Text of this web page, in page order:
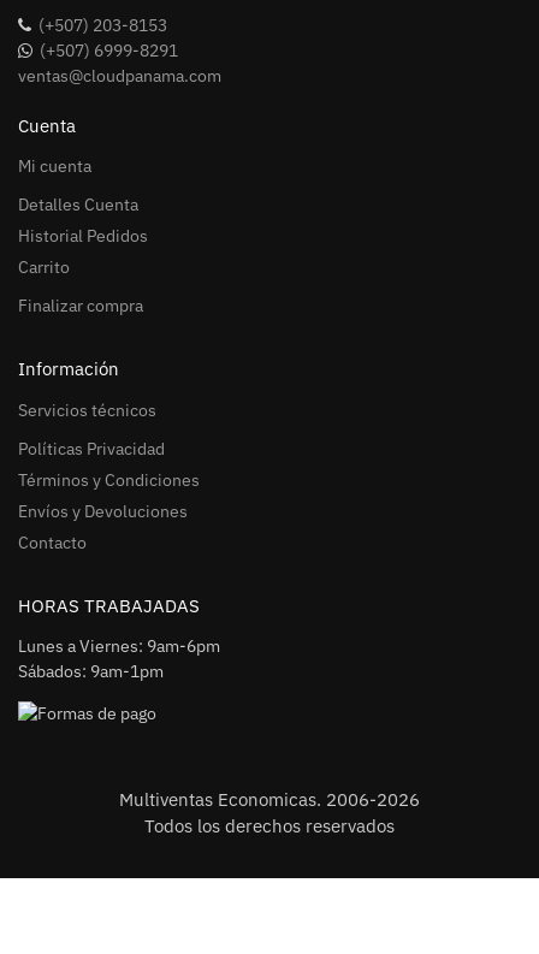
(+507) 203-8153
(+507) 6999-8291
ventas@cloudpanama.com
Cuenta
Mi cuenta
Detalles Cuenta
Historial Pedidos
Carrito
Finalizar compra
Información
Servicios técnicos
Políticas Privacidad
Términos y Condiciones
Envíos y Devoluciones
Contacto
HORAS TRABAJADAS
Lunes a Viernes: 9am-6pm
Sábados: 9am-1pm
Multiventas Economicas. 2006-2026
Todos los derechos reservados